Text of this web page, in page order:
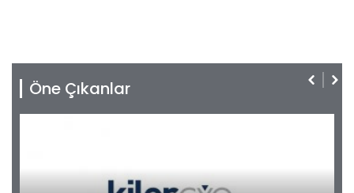
Öne Çıkanlar